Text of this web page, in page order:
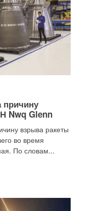
причину
Nwq Glenn
взрыва ракеты
во время
По словам...